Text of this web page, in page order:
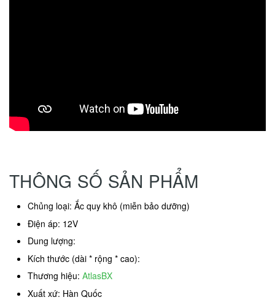
THÔNG SỐ SẢN PHẨM
Chủng loại: Ắc quy khô (miễn bảo dưỡng)
Điện áp: 12V
Dung lượng:
Kích thước (dài * rộng * cao):
Thương hiệu: AtlasBX
Xuất xứ: Hàn Quốc